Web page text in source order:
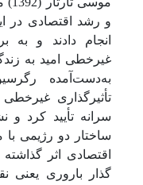
و رشد اقتصادی در
انجام دادند و
غیرخطی امید به
به‌دست‌آمده
تأثیرگذاری
سرانه تأیید کرد
اقتصادی اثر
گذار باروری یعنی